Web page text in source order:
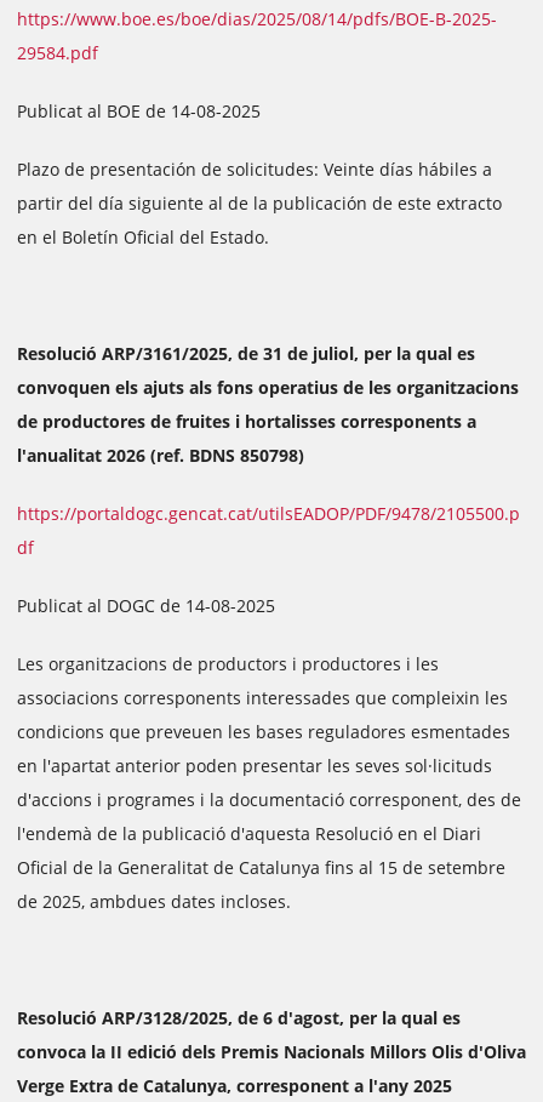
https://www.boe.es/boe/dias/2025/08/14/pdfs/BOE-B-2025-
29584.pdf
Publicat al BOE de 14-08-2025
Plazo de presentación de solicitudes: Veinte días hábiles a
partir del día siguiente al de la publicación de este extracto
en el Boletín Oficial del Estado.
Resolució ARP/3161/2025, de 31 de juliol, per la qual es
convoquen els ajuts als fons operatius de les organitzacions
de productores de fruites i hortalisses corresponents a
l'anualitat 2026 (ref. BDNS 850798)
https://portaldogc.gencat.cat/utilsEADOP/PDF/9478/2105500.p
df
Publicat al DOGC de 14-08-2025
Les organitzacions de productors i productores i les
associacions corresponents interessades que compleixin les
condicions que preveuen les bases reguladores esmentades
en l'apartat anterior poden presentar les seves sol·licituds
d'accions i programes i la documentació corresponent, des de
l'endemà de la publicació d'aquesta Resolució en el Diari
Oficial de la Generalitat de Catalunya fins al 15 de setembre
de 2025, ambdues dates incloses.
Resolució ARP/3128/2025, de 6 d'agost, per la qual es
convoca la II edició dels Premis Nacionals Millors Olis d'Oliva
Verge Extra de Catalunya, corresponent a l'any 2025